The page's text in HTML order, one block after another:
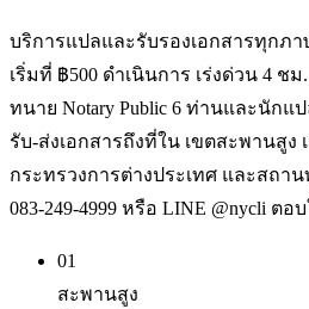
บริการแปลและรับรองเอกสารทุกภ
เริ่มที่ ฿500 ดำเนินการ เร่งด่วน 4 ช
ทนาย Notary Public 6 ท่านและนักแ
รับ-ส่งเอกสารถึงที่ใน เขตสะพานสู
กระทรวงการต่างประเทศ และสถา
083-249-4999 หรือ LINE @nycli ตอ
01
สะพานสูง